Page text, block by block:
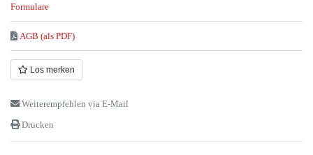
Formulare
AGB (als PDF)
Los merken
Weiterempfehlen via E-Mail
Drucken